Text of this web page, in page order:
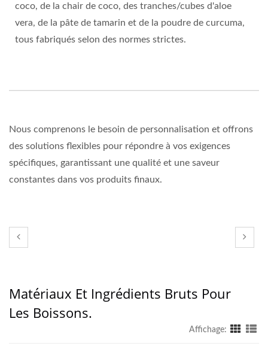
coco, de la chair de coco, des tranches/cubes d'aloe
vera, de la pâte de tamarin et de la poudre de curcuma,
tous fabriqués selon des normes strictes.
Nous comprenons le besoin de personnalisation et offrons
des solutions flexibles pour répondre à vos exigences
spécifiques, garantissant une qualité et une saveur
constantes dans vos produits finaux.
Matériaux Et Ingrédients Bruts Pour
Les Boissons.
Affichage: